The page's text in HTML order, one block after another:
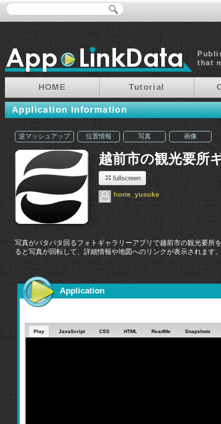
that
HOME Tutorial
Application Information
逆マッシュアップ 位置情報 写真 画像
越前市の観光要所
fullscreen
horie_yusuke
写真がパタパタ回るフォトギャラリーアプリで越前市の観光要所
ると写真が回転して、詳細情報や地図へのリンクが表示されます
Application
Play JavaScript CSS HTML ReadMe Snapshots